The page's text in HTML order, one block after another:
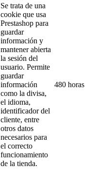
Se trata de una
cookie que usa
Prestashop para
guardar
información y
mantener abierta
la sesión del
usuario. Permite
guardar
información
como la divisa,
el idioma,
identificador del
cliente, entre
otros datos
necesarios para
el correcto
funcionamiento
de la tienda.
480 horas